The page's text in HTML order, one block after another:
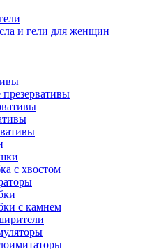
и гели для женщин
с хвостом
с камнем